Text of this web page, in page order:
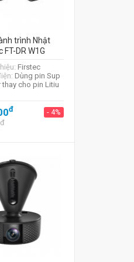
trình Nhật
FT-DR W1G
Firstec
Dùng pin Sup
cho pin Litiu
đ - 4%
đ